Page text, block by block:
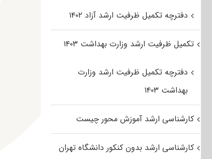
دفترچه تکمیل ظرفیت ارشد آزاد ۱۴۰۲
تکمیل ظرفیت ارشد وزارت بهداشت ۱۴۰۳
دفترچه تکمیل ظرفیت ارشد وزارت
بهداشت ۱۴۰۳
کارشناسی ارشد آموزش محور چیست
کارشناسی ارشد بدون کنکور دانشگاه تهران